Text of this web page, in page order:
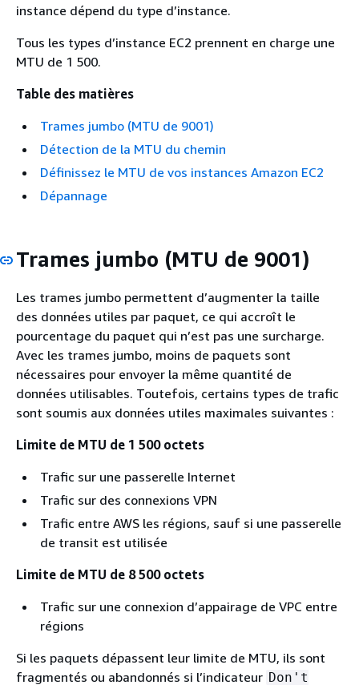
instance dépend du type d’instance.
Tous les types d’instance EC2 prennent en charge une
MTU de 1 500.
Table des matières
Trames jumbo (MTU de 9001)
Détection de la MTU du chemin
Définissez le MTU de vos instances Amazon EC2
Dépannage
Trames jumbo (MTU de 9001)
Les trames jumbo permettent d’augmenter la taille
des données utiles par paquet, ce qui accroît le
pourcentage du paquet qui n’est pas une surcharge.
Avec les trames jumbo, moins de paquets sont
nécessaires pour envoyer la même quantité de
données utilisables. Toutefois, certains types de trafic
sont soumis aux données utiles maximales suivantes :
Limite de MTU de 1 500 octets
Trafic sur une passerelle Internet
Trafic sur des connexions VPN
Trafic entre AWS les régions, sauf si une passerelle
de transit est utilisée
Limite de MTU de 8 500 octets
Trafic sur une connexion d’appairage de VPC entre
régions
Si les paquets dépassent leur limite de MTU, ils sont
fragmentés ou abandonnés si l’indicateur Don't